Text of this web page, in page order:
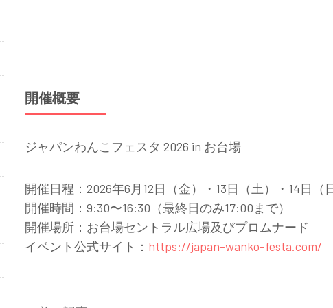
開催概要
ジャパンわんこフェスタ 2026 in お台場
開催日程：2026年6月12日（金）・13日（土）・14日（
開催時間：9:30〜16:30（最終日のみ17:00まで）
開催場所：お台場セントラル広場及びプロムナード
イベント公式サイト： https://japan-wanko-festa.com/